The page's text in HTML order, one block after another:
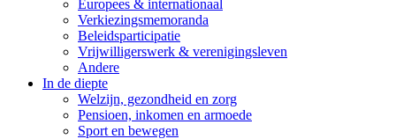
Europees & internationaal
Verkiezingsmemoranda
Beleidsparticipatie
Vrijwilligerswerk & verenigingsleven
Andere
In de diepte
Welzijn, gezondheid en zorg
Pensioen, inkomen en armoede
Sport en bewegen